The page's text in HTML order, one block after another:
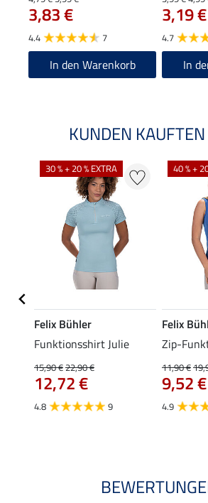
3,83 €
4.4 7
In den Warenkorb
3,19 €
4.7
In
KUNDEN
30 % + 20 % EXTRA
Felix Bühler
Funktionsshirt Julie
15,90 €22,90 €
12,72 €
4.8 9
40 % +
Felix
Zip-
11,90 €
9,52 €
4.9